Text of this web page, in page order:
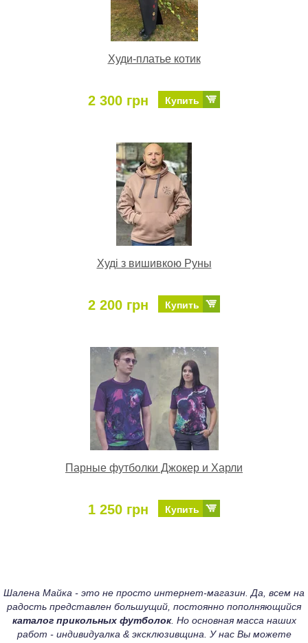
Худи-платье котик
2 300 грн Купить
Худі з вишивкою Руны
2 200 грн Купить
Парные футболки Джокер и Харли
1 250 грн Купить
Шалена Майка - это не просто интернет-магазин. Да, всем на
радость представлен большущий, постоянно пополняющийся
каталог прикольных футболок. Но основная масса наших
работ - индивидуалка & эксклюзивщина. У нас Вы можете